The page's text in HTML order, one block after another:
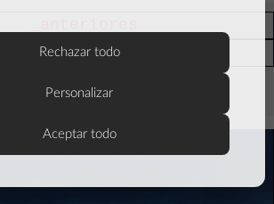
Rechazar todo
Personalizar
Aceptar todo
actuales
septiembre